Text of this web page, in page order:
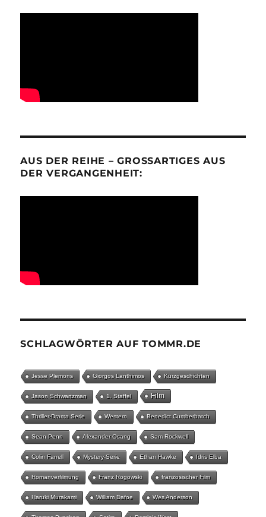
AUS DER REIHE – GROSSARTIGES AUS D
ER VERGANGENHEIT:
SCHLAGWÖRTER AUF TOMMR.DE
Jesse Plemons Giorgos Lanthimos Kurzgeschichten
Jason Schwartzman 1. Staffel Film
Thriller-Drama Serie Western Benedict Cumberbatch
Sean Penn Alexander Osang Sam Rockwell
Colin Farrell Mystery-Serie Ethan Hawke Idris Elba
Romanverfilmung Franz Rogowski französischer Film
Haruki Murakami William Dafoe Wes Anderson